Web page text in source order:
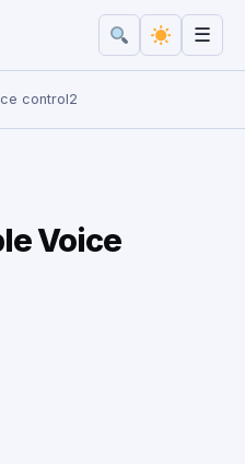
☰
control2
Voice